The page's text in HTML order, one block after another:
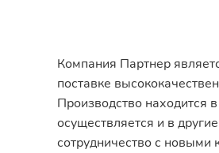
Компания Партнер
поставке
Производство находится
осуществляется и в
сотрудничество с